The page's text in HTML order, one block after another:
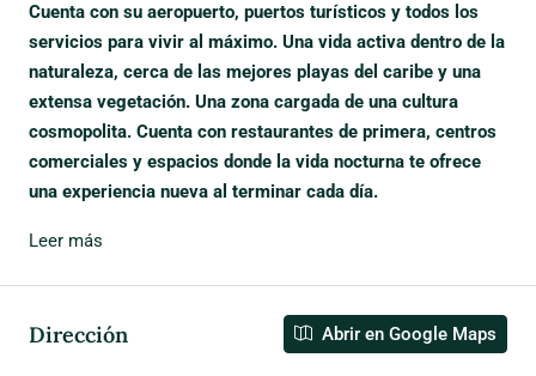
Cuenta con su aeropuerto, puertos turísticos y todos los
servicios para vivir al máximo. Una vida activa dentro de la
naturaleza, cerca de las mejores playas del caribe y una
extensa vegetación. Una zona cargada de una cultura
cosmopolita. Cuenta con restaurantes de primera, centros
comerciales y espacios donde la vida nocturna te ofrece
una experiencia nueva al terminar cada día.
Leer más
Dirección Abrir en Google Maps